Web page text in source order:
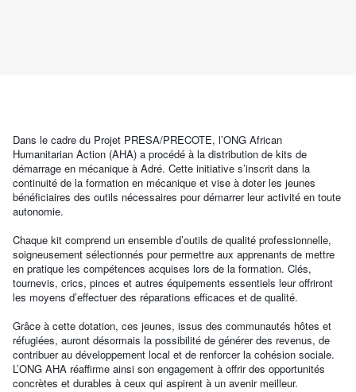
Dans le cadre du Projet PRESA/PRECOTE, l’ONG African
Humanitarian Action (AHA) a procédé à la distribution de kits de
démarrage en mécanique à Adré. Cette initiative s’inscrit dans la
continuité de la formation en mécanique et vise à doter les jeunes
bénéficiaires des outils nécessaires pour démarrer leur activité en toute
autonomie.
Chaque kit comprend un ensemble d’outils de qualité professionnelle,
soigneusement sélectionnés pour permettre aux apprenants de mettre
en pratique les compétences acquises lors de la formation. Clés,
tournevis, crics, pinces et autres équipements essentiels leur offriront
les moyens d’effectuer des réparations efficaces et de qualité.
Grâce à cette dotation, ces jeunes, issus des communautés hôtes et
réfugiées, auront désormais la possibilité de générer des revenus, de
contribuer au développement local et de renforcer la cohésion sociale.
L’ONG AHA réaffirme ainsi son engagement à offrir des opportunités
concrètes et durables à ceux qui aspirent à un avenir meilleur.